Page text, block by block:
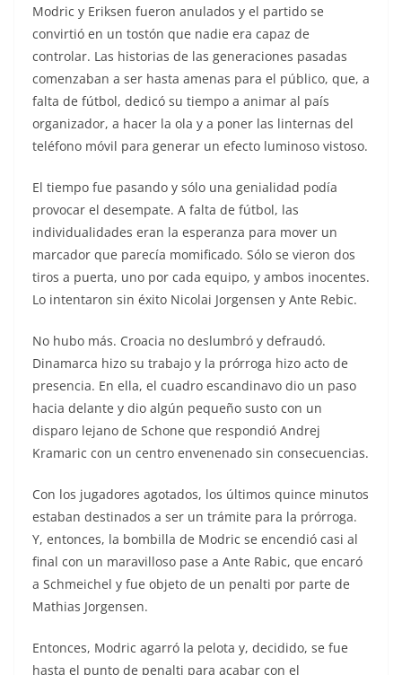
Modric y Eriksen fueron anulados y el partido se
convirtió en un tostón que nadie era capaz de
controlar. Las historias de las generaciones pasadas
comenzaban a ser hasta amenas para el público, que, a
falta de fútbol, dedicó su tiempo a animar al país
organizador, a hacer la ola y a poner las linternas del
teléfono móvil para generar un efecto luminoso vistoso.
El tiempo fue pasando y sólo una genialidad podía
provocar el desempate. A falta de fútbol, las
individualidades eran la esperanza para mover un
marcador que parecía momificado. Sólo se vieron dos
tiros a puerta, uno por cada equipo, y ambos inocentes.
Lo intentaron sin éxito Nicolai Jorgensen y Ante Rebic.
No hubo más. Croacia no deslumbró y defraudó.
Dinamarca hizo su trabajo y la prórroga hizo acto de
presencia. En ella, el cuadro escandinavo dio un paso
hacia delante y dio algún pequeño susto con un
disparo lejano de Schone que respondió Andrej
Kramaric con un centro envenenado sin consecuencias.
Con los jugadores agotados, los últimos quince minutos
estaban destinados a ser un trámite para la prórroga.
Y, entonces, la bombilla de Modric se encendió casi al
final con un maravilloso pase a Ante Rabic, que encaró
a Schmeichel y fue objeto de un penalti por parte de
Mathias Jorgensen.
Entonces, Modric agarró la pelota y, decidido, se fue
hasta el punto de penalti para acabar con el